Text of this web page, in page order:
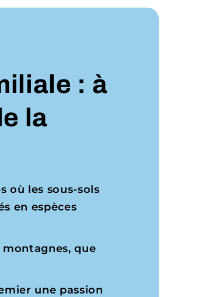
: à
la
où les sous-sols
en espèces
montagnes, que
une passion